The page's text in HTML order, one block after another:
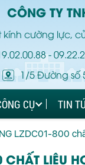
CÔNG TY
cường lực,
-
1/5 Đường số
CỤ TIN
LZDC01-800
LIỆU